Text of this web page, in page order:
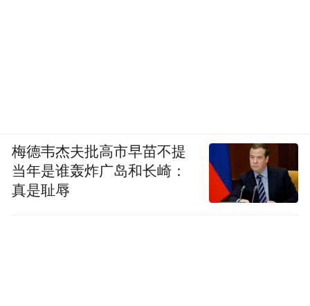
梅德韦杰夫批高市早苗不提
当年是谁轰炸广岛和长崎：
真是耻辱